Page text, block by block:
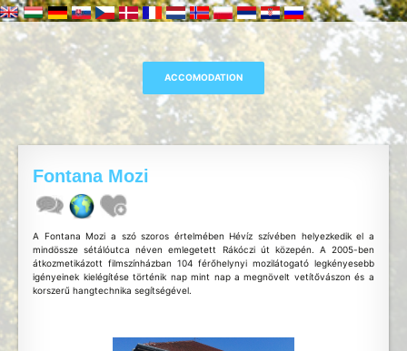
Fontana Mozi
A Fontana Mozi a szó szoros értelmében Hévíz szívében helyezkedik el a
mindössze sétálóutca néven emlegetett Rákóczi út közepén. A 2005-ben
átkozmetikázott filmszínházban 104 férőhelynyi mozilátogató legkényesebb
igényeinek kielégítése történik nap mint nap a megnövelt vetítővászon és a
korszerű hangtechnika segítségével.